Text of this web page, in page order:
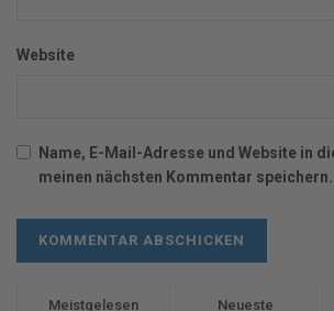
Website
Name, E-Mail-Adresse und Website in
meinen nächsten Kommentar speichern.
Meistgelesen Neueste